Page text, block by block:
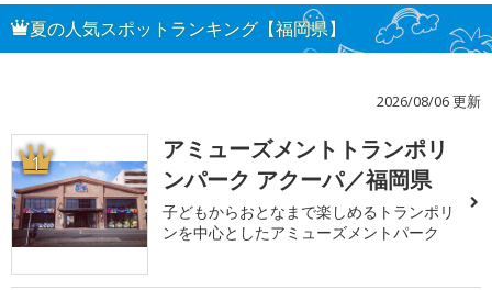
夏の人気スポットランキング【福岡県】
2026/08/06 更新
1
アミューズメントトランポリ
ンパーク アクーパ／福岡県
子どもからおとなまで楽しめるトランポリ
ンを中心としたアミューズメントパーク